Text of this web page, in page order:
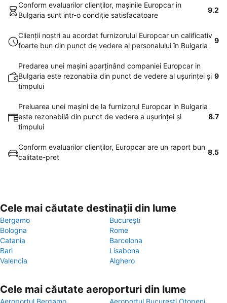
Conform evaluarilor clienţilor, maşinile Europcar in
Bulgaria sunt intr-o condiţie satisfacatoare
9.2
Clienţii noştri au acordat furnizorului Europcar un calificativ
foarte bun din punct de vedere al personalului în Bulgaria
9
Predarea unei maşini aparţinând companiei Europcar in
Bulgaria este rezonabila din punct de vedere al uşurinţei şi
timpului
9
Preluarea unei maşini de la furnizorul Europcar in Bulgaria
este rezonabilă din punct de vedere a uşurinţei şi
timpului
8.7
Conform evaluarilor clienţilor, Europcar are un raport bun
calitate-pret
8.5
Cele mai căutate destinații din lume
Bergamo
București
Bologna
Rome
Catania
Barcelona
Bari
Lisabona
Valencia
Alghero
Cele mai căutate aeroporturi din lume
Aeroportul Bergamo Aeroportul București Otopeni